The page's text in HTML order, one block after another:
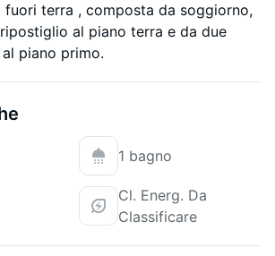
fuori terra , composta da soggiorno,
al piano terra e da due
piano primo.
1 bagno
Cl. Energ. Da
Classificare